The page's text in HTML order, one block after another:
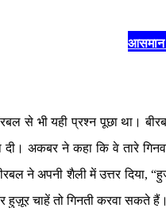
आसमान
से भी यही प्रश्न पूछा था।
दी। अकबर ने कहा कि वे तारे
ने अपनी शैली में उत्तर दिया, “
चाहें तो गिनती करवा सकते हैं।